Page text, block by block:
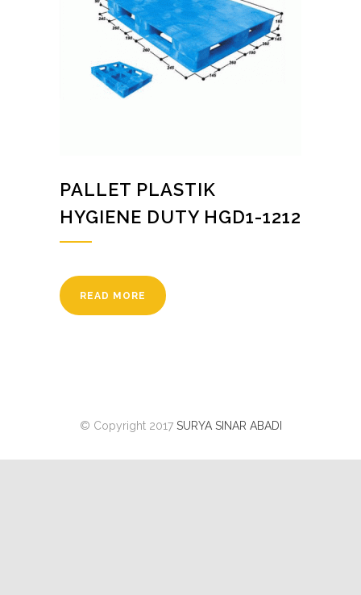
PALLET PLASTIK
HYGIENE DUTY HGD1-1212
READ MORE
© Copyright 2017 SURYA SINAR ABADI